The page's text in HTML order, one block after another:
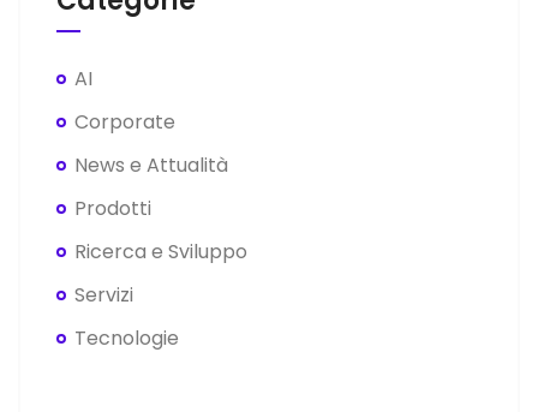
AI
Corporate
News e Attualità
Prodotti
Ricerca e Sviluppo
Servizi
Tecnologie